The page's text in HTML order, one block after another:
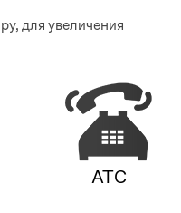
для увеличения
АТС